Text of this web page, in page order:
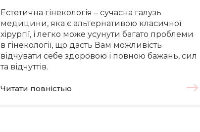
Естетична гінекологія – сучасна галузь
медицини, яка є альтернативою класичної
хірургії, і легко може усунути багато проблеми
в гінекології, що дасть Вам можливість
відчувати себе здоровою і повною бажань, сил
та відчуттів.
Читати повнiстью